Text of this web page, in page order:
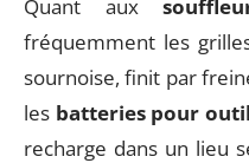
Quant aux
fréquemment les
sournoise, finit par
les batteries pour
recharge dans un lieu